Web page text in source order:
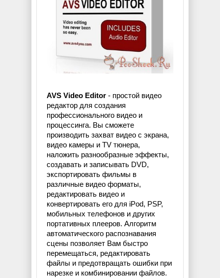
AVS Video Editor - простой видео
редактор для создания
профессионального видео и
процессинга. Вы сможете
производить захват видео с экрана,
видео камеры и TV тюнера,
наложить разнообразные эффекты,
создавать и записывать DVD,
экспортировать фильмы в
различные видео форматы,
редактировать видео и
конвертировать его для iPod, PSP,
мобильных телефонов и других
портативных плееров. Алгоритм
автоматического распознавания
сцены позволяет Вам быстро
перемещаться, редактировать
файлы и предотвращать ошибки при
нарезке и комбинировании файлов.